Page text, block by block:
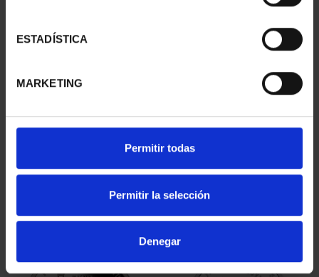
ESTADÍSTICA
MARKETING
Permitir todas
Permitir la selección
Denegar
CAPITALES ESPAÑOLAS
CIUDADES PATRIMONIO